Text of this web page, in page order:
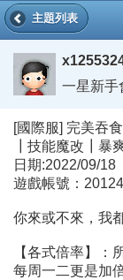
主題列表
一星新手
[國際服] 完美吞
┃技能魔改┃暴
日期:2022/09/18
遊戲帳號：
你來或不來，我
【各式倍率】：
每周一二更是加